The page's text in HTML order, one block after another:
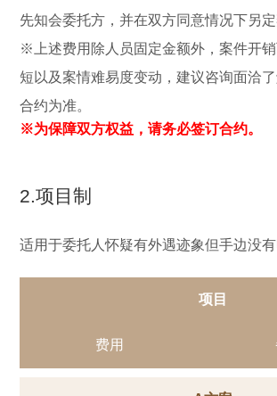
先知会委托方，并在双方同意情况下另
※上述费用除人员固定金额外，案件开
短以及案情难易度变动，建议咨询面洽
合约为准。
※为保障双方权益，请务必签订合约。
2.项目制
适用于委托人怀疑有外遇迹象但手边没
项目
费用